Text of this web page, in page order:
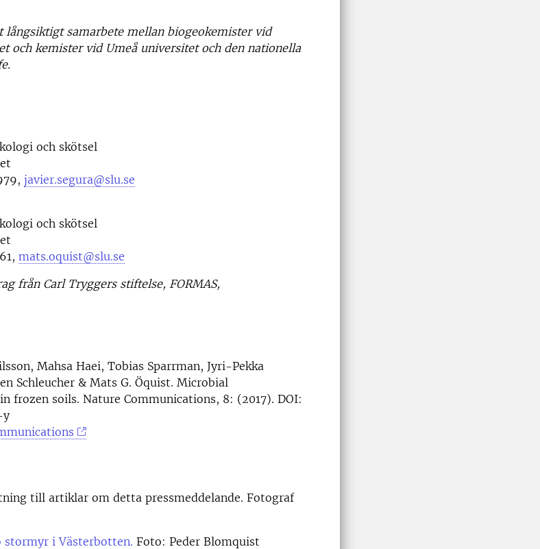
långsiktigt samarbete mellan biogeokemister vid
och kemister vid Umeå universitet och den nationella
och skötsel
javier.segura@slu.se
och skötsel
mats.oquist@slu.se
från Carl Tryggers stiftelse, FORMAS,
Mahsa Haei, Tobias Sparrman, Jyri-Pekka
Schleucher & Mats G. Öquist. Microbial
frozen soils. Nature Communications, 8: (2017). DOI:
y
till artiklar om detta pressmeddelande. Fotograf
stormyr i Västerbotten. Foto: Peder Blomquist